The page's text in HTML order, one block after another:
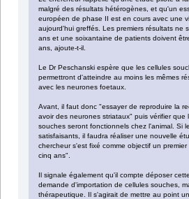
malgré des résultats hétérogènes, et qu'un
européen de phase II est en cours avec une
aujourd'hui greffés. Les premiers résultats ne
ans et une soixantaine de patients doivent
ans, ajoute-t-il.
Le Dr Peschanski espère que les cellules
permettront d'atteindre au moins les mêmes
avec les neurones foetaux.
Avant, il faut donc "essayer de reproduire la
avoir des neurones striataux" puis vérifier que
souches seront fonctionnels chez l'animal. Si
satisfaisants, il faudra réaliser une nouvelle
chercheur s'est fixé comme objectif un
cinq ans".
Il signale également qu'il compte déposer
demande d'importation de cellules souches,
thérapeutique. Il s'agirait de mettre au point